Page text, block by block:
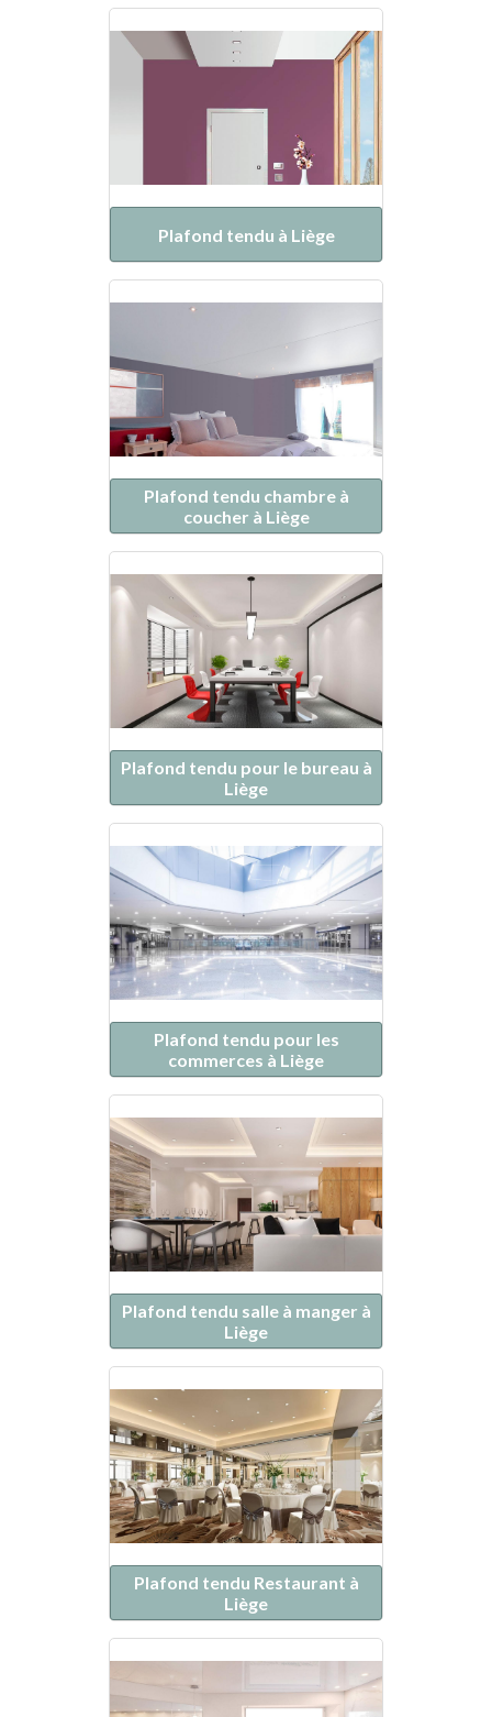
Plafond tendu à Liège
Plafond tendu chambre à
coucher à Liège
Plafond tendu pour le bureau à
Liège
Plafond tendu pour les
commerces à Liège
Plafond tendu salle à manger à
Liège
Plafond tendu Restaurant à
Liège